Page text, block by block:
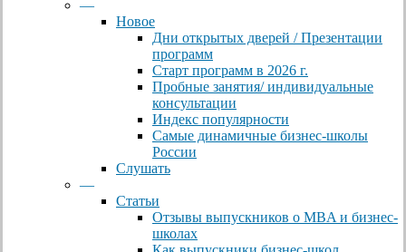
—
Новое
Дни открытых дверей / Презентации
программ
Старт программ в 2026 г.
Пробные занятия/ индивидуальные
консультации
Индекс популярности
Самые динамичные бизнес-школы
России
Слушать
—
Статьи
Отзывы выпускников о MBA и бизнес-
школах